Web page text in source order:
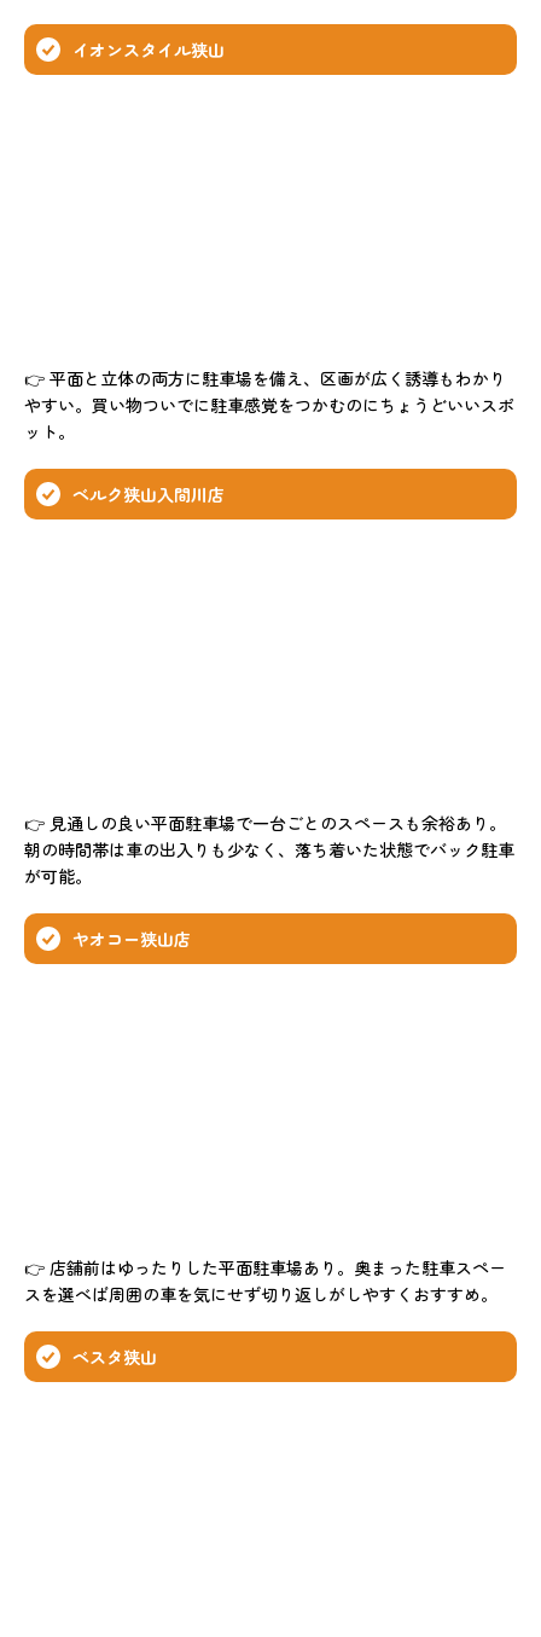
イオンスタイル狭山
👉 平面と立体の両方に駐車場を備え、区画が広く誘導もわかり
やすい。買い物ついでに駐車感覚をつかむのにちょうどいいスポ
ット。
ベルク狭山入間川店
👉 見通しの良い平面駐車場で一台ごとのスペースも余裕あり。
朝の時間帯は車の出入りも少なく、落ち着いた状態でバック駐車
が可能。
ヤオコー狭山店
👉 店舗前はゆったりした平面駐車場あり。奥まった駐車スペー
スを選べば周囲の車を気にせず切り返しがしやすくおすすめ。
ベスタ狭山